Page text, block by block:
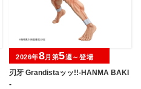
刃牙 Grandistaッッ!!-HANMA BAKI
-
2026年8月第5週～登場